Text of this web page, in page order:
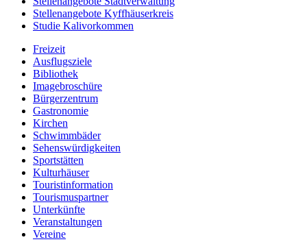
Stellenangebote Kyffhäuserkreis
Studie Kalivorkommen
Freizeit
Ausflugsziele
Bibliothek
Imagebroschüre
Bürgerzentrum
Gastronomie
Kirchen
Schwimmbäder
Sehenswürdigkeiten
Sportstätten
Kulturhäuser
Touristinformation
Tourismuspartner
Unterkünfte
Veranstaltungen
Vereine